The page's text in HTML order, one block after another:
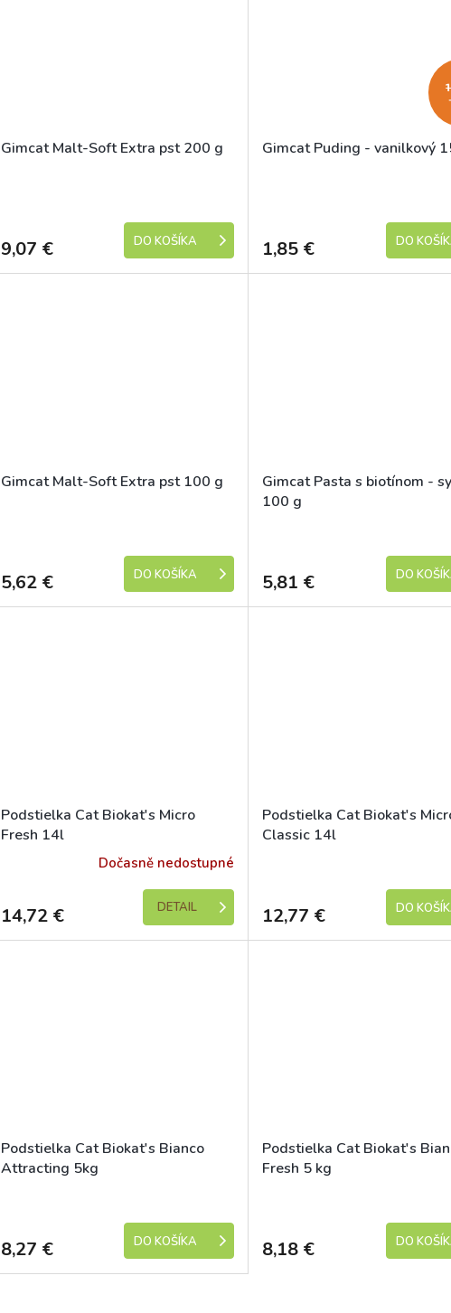
Gimcat Malt-Soft Extra pst 200 g
9,07 € DO KOŠÍKA
Gimcat Puding - vanilkový
1,85 € DO
Gimcat Malt-Soft Extra pst 100 g
5,62 € DO KOŠÍKA
Gimcat Pasta s biotínom -
100 g
5,81 € DO
Podstielka Cat Biokat's Micro
Fresh 14l
Dočasně nedostupné
14,72 € DETAIL
Podstielka Cat Biokat's
Classic 14l
12,77 € DO
Podstielka Cat Biokat's Bianco
Attracting 5kg
8,27 € DO KOŠÍKA
Podstielka Cat Biokat's
Fresh 5 kg
8,18 € DO